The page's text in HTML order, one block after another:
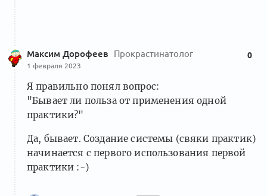
Максим Дорофеев Прокрастинатолог
1 февраля 2023
0
Я правильно понял вопрос:
"Бывает ли польза от применения одной
практики?"
Да, бывает. Создание системы (свяки практик)
начинается с первого использования первой
практики :-)